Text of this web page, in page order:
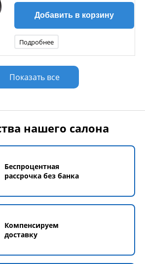
Добавить в корзину
Подробнее
Показать все
нашего салона
Беспроцентная
рассрочка без банка
Компенсируем
доставку